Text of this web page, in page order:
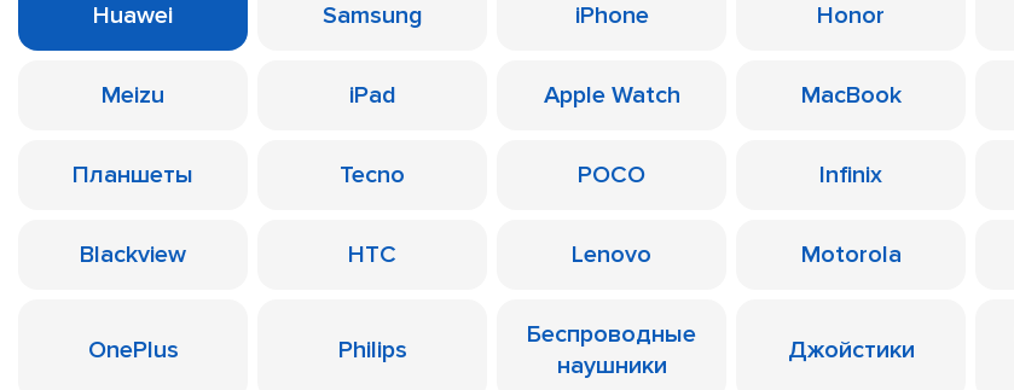
Huawei Samsung iPhone Honor
Meizu iPad Apple Watch MacBook
Планшеты Tecno POCO Infinix
Blackview HTC Lenovo Motorola
OnePlus Philips
Беспроводные
наушники
Джойстики